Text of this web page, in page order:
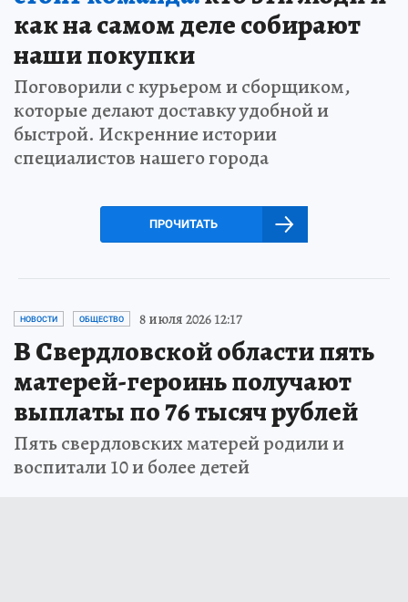
как на самом деле собирают
наши покупки
Поговорили с курьером и сборщиком,
которые делают доставку удобной и
быстрой. Искренние истории
специалистов нашего города
ПРОЧИТАТЬ
НОВОСТИ ОБЩЕСТВО 8 июля 2026 12:17
В Свердловской области пять
матерей-героинь получают
выплаты по 76 тысяч рублей
Пять свердловских матерей родили и
воспитали 10 и более детей